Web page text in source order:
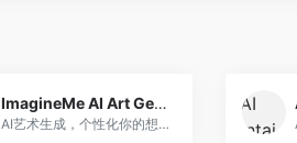
ImagineMe AI Art Generator
AI艺术生成，个性化你的想象